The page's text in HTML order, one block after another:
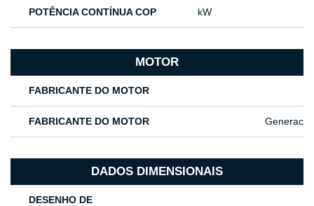
POTÊNCIA CONTÍNUA COP kW
MOTOR
FABRICANTE DO MOTOR
FABRICANTE DO MOTOR Generac
DADOS DIMENSIONAIS
DESENHO DE